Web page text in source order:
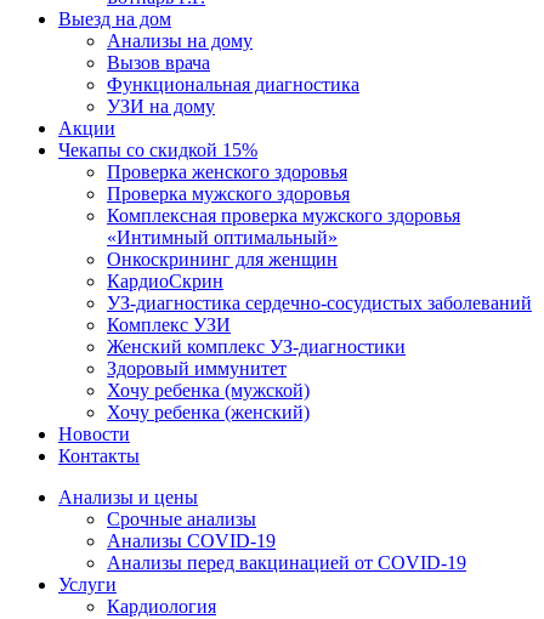
Выезд на дом
Анализы на дому
Вызов врача
Функциональная диагностика
УЗИ на дому
Акции
Чекапы со скидкой 15%
Проверка женского здоровья
Проверка мужского здоровья
Комплексная проверка мужского здоровья
«Интимный оптимальный»
Онкоcкрининг для женщин
КардиоСкрин
УЗ-диагностика сердечно-сосудистых заболеваний
Комплекс УЗИ
Женский комплекс УЗ-диагностики
Здоровый иммунитет
Хочу ребенка (мужской)
Хочу ребенка (женский)
Новости
Контакты
Анализы и цены
Срочные анализы
Анализы COVID-19
Анализы перед вакцинацией от COVID-19
Услуги
Кардиология